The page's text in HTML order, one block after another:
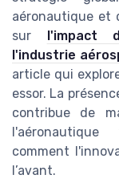
aéronautique et
sur l'impact
l'industrie
article qui
essor. La
contribue de
comment
l’avant.